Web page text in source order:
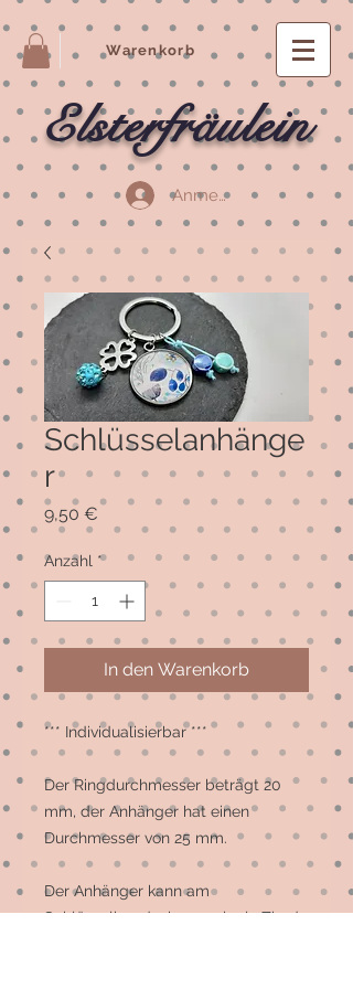
Warenkorb
Elsterfräulein
Anmelden
Schlüsselanhänge
r
9,50 €
Anzahl *
In den Warenkorb
*** Individualisierbar ***
Der Ringdurchmesser beträgt 20
mm, der Anhänger hat einen
Durchmesser von 25 mm.
Der Anhänger kann am
Schlüsselbund, aber auch als Zierde